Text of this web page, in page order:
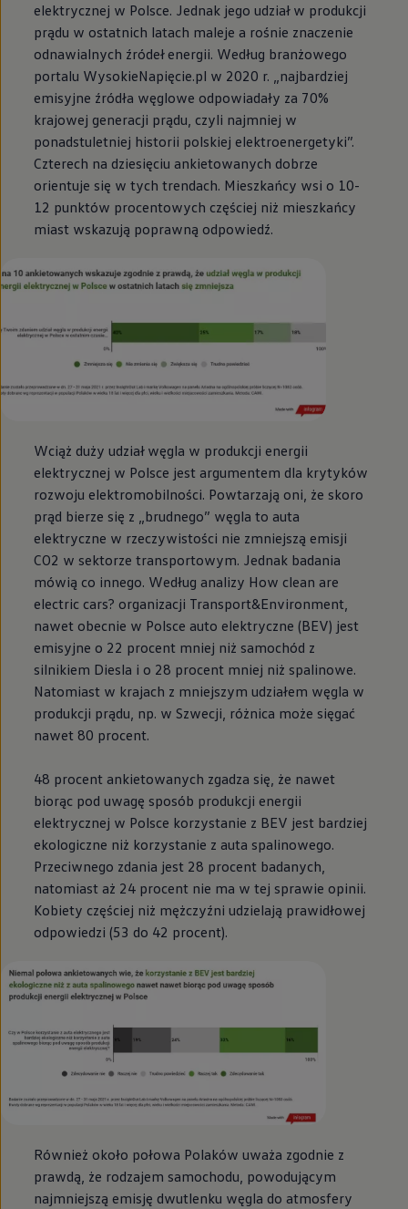
elektrycznej w Polsce. Jednak jego udział w produkcji
prądu w ostatnich latach maleje a rośnie znaczenie
odnawialnych źródeł energii. Według branżowego
portalu WysokieNapięcie.pl w 2020 r. „najbardziej
emisyjne źródła węglowe odpowiadały za 70%
krajowej generacji prądu, czyli najmniej w
ponadstuletniej historii polskiej elektroenergetyki”.
Czterech na dziesięciu ankietowanych dobrze
orientuje się w tych trendach. Mieszkańcy wsi o 10-
12 punktów procentowych częściej niż mieszkańcy
miast wskazują poprawną odpowiedź.
Wciąż duży udział węgla w produkcji energii
elektrycznej w Polsce jest argumentem dla krytyków
rozwoju elektromobilności. Powtarzają oni, że skoro
prąd bierze się z „brudnego” węgla to auta
elektryczne w rzeczywistości nie zmniejszą emisji
CO2 w sektorze transportowym. Jednak badania
mówią co innego. Według analizy How clean are
electric cars? organizacji Transport&Environment,
nawet obecnie w Polsce auto elektryczne (BEV) jest
emisyjne o 22 procent mniej niż samochód z
silnikiem Diesla i o 28 procent mniej niż spalinowe.
Natomiast w krajach z mniejszym udziałem węgla w
produkcji prądu, np. w Szwecji, różnica może sięgać
nawet 80 procent.
48 procent ankietowanych zgadza się, że nawet
biorąc pod uwagę sposób produkcji energii
elektrycznej w Polsce korzystanie z BEV jest bardziej
ekologiczne niż korzystanie z auta spalinowego.
Przeciwnego zdania jest 28 procent badanych,
natomiast aż 24 procent nie ma w tej sprawie opinii.
Kobiety częściej niż mężczyźni udzielają prawidłowej
odpowiedzi (53 do 42 procent).
Również około połowa Polaków uważa zgodnie z
prawdą, że rodzajem samochodu, powodującym
najmniejszą emisję dwutlenku węgla do atmosfery